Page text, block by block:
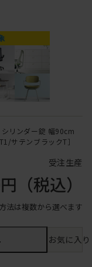
リンダー錠 幅90cm
サテンブラックT］
受注生産
（税込）
法は複数から選べます
お気に入